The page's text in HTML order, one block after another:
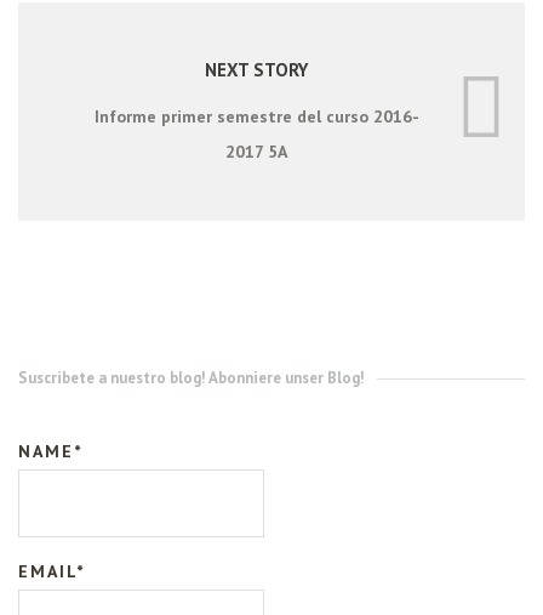
NEXT STORY
Informe primer semestre del curso 2016-
2017 5A
Suscribete a nuestro blog! Abonniere unser Blog!
NAME*
EMAIL*